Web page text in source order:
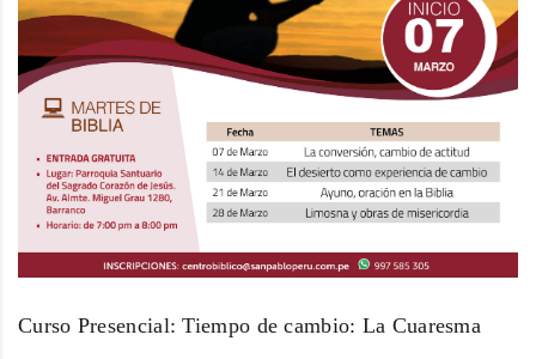
Curso Presencial: Tiempo de cambio: La Cuaresma